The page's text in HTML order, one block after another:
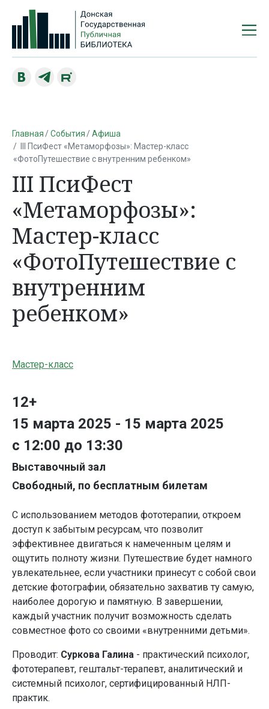
Главная События
Афиша
III ПсиФест «Метаморфозы»: Мастер-класс
«ФотоПутешествие с внутренним ребенком»
III ПсиФест
«Метаморфозы»:
Мастер-класс
«ФотоПутешествие с
внутренним
ребенком»
Мастер-класс
12+
15 марта 2025 - 15 марта 2025
с 12:00 до 13:30
Выставочный зал
Свободный, по бесплатным билетам
С использованием методов фототерапии, откроем
доступ к забытым ресурсам, что позволит
эффективнее двигаться к намеченным целям и
ощутить полноту жизни. Путешествие будет намного
увлекательнее, если участники принесут с собой свои
детские фотографии, обязательно захватив ту самую,
наиболее дорогую и памятную. В завершении,
каждый участник получит возможность сделать
совместное фото со своими «внутренними детьми».
Проводит: Суркова Галина - практический психолог,
фототерапевт, гештальт-терапевт, аналитический и
системный психолог, сертифицированный НЛП-
практик.